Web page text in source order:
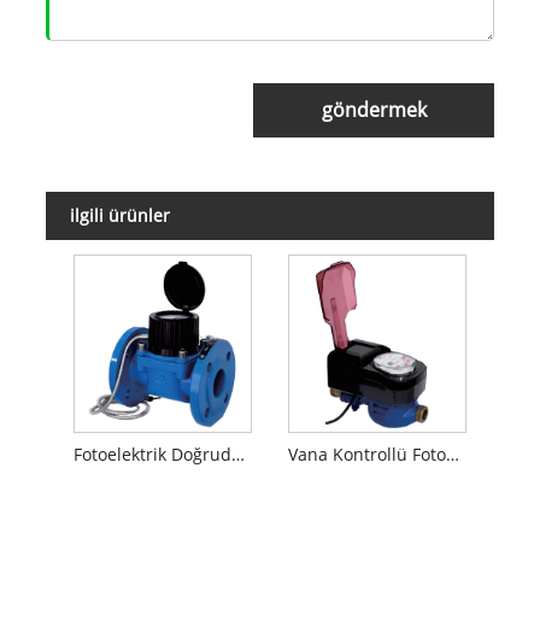
göndermek
ilgili ürünler
Fotoelektrik Doğrudan Okuma Kablosuz Woltman Tipi Su Sayacı Vana Kontrollü Fotoelektrik Doğrudan Okuma Kablolu Su Sayacı